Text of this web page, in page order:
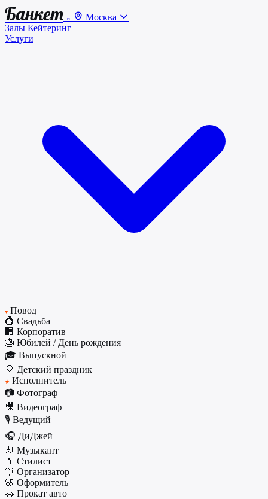
Банкет .ru
Москва
Залы Кейтеринг
Услуги
♥ Повод
💍 Свадьба
🏢 Корпоратив
🎂 Юбилей / День рождения
🎓 Выпускной
🎈 Детский праздник
★ Исполнитель
📷 Фотограф
🎥 Видеограф
🎙️ Ведущий
🎧 ДиДжей
🎻 Музыкант
💄 Стилист
🎊 Организатор
🌸 Оформитель
🚗 Прокат авто